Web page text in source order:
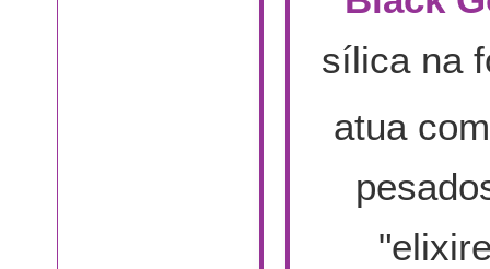
sílica na
atua